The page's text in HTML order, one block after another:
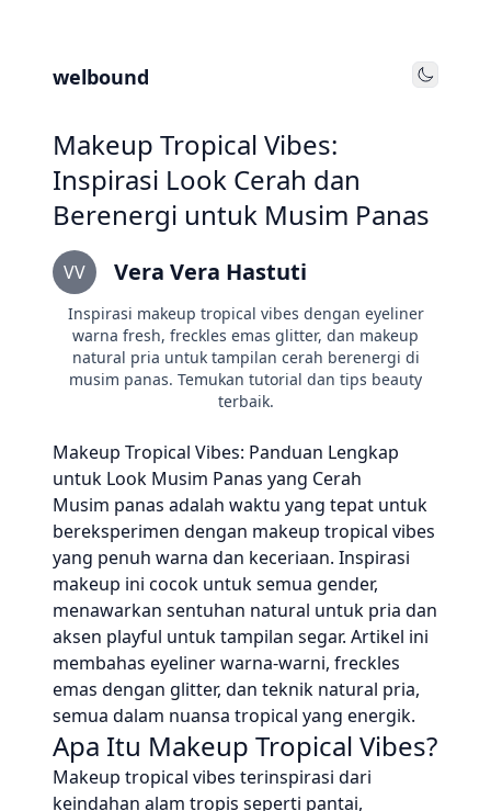
welbound Toggle
Makeup Tropical Vibes:
Inspirasi Look Cerah dan
Berenergi untuk Musim Panas
VV Vera Vera Hastuti
Inspirasi makeup tropical vibes dengan eyeliner
warna fresh, freckles emas glitter, dan makeup
natural pria untuk tampilan cerah berenergi di
musim panas. Temukan tutorial dan tips beauty
terbaik.
Makeup Tropical Vibes: Panduan Lengkap
untuk Look Musim Panas yang Cerah
Musim panas adalah waktu yang tepat untuk
bereksperimen dengan makeup tropical vibes
yang penuh warna dan keceriaan. Inspirasi
makeup ini cocok untuk semua gender,
menawarkan sentuhan natural untuk pria dan
aksen playful untuk tampilan segar. Artikel ini
membahas eyeliner warna-warni, freckles
emas dengan glitter, dan teknik natural pria,
semua dalam nuansa tropical yang energik.
Apa Itu Makeup Tropical Vibes?
Makeup tropical vibes terinspirasi dari
keindahan alam tropis seperti pantai,